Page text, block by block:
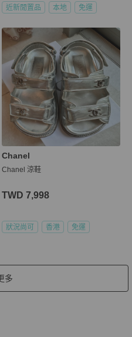
近新閒置品 本地 免運
Chanel
Chanel 涼鞋
TWD 7,998
狀況尚可 香港 免運
多